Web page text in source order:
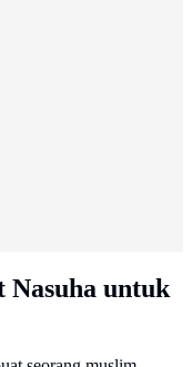
Nasuha untuk